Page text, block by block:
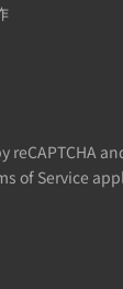
reCAPTCHA
of Service